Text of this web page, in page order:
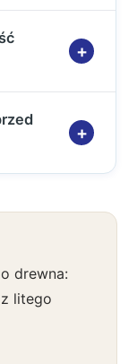
drewna:
litego